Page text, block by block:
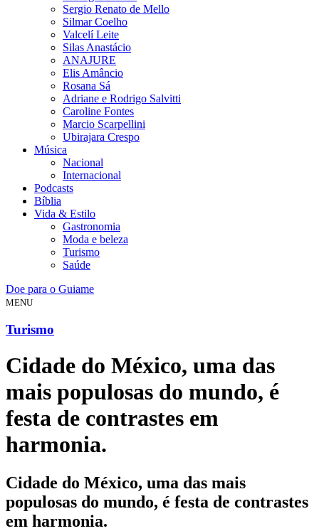
Sergio Renato de Mello
Silmar Coelho
Valcelí Leite
Silas Anastácio
ANAJURE
Elis Amâncio
Rosana Sá
Adriane e Rodrigo Salvitti
Caroline Fontes
Marcio Scarpellini
Ubirajara Crespo
Música
Nacional
Internacional
Podcasts
Bíblia
Vida & Estilo
Gastronomia
Moda e beleza
Turismo
Saúde
Doe para o Guiame
MENU
Turismo
Cidade do México, uma das
mais populosas do mundo, é
festa de contrastes em
harmonia.
Cidade do México, uma das mais
populosas do mundo, é festa de contrastes
em harmonia.